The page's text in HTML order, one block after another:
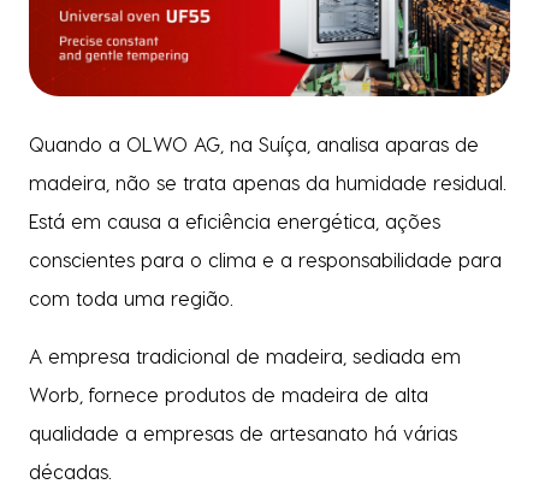
Quando a OLWO AG, na Suíça, analisa aparas de
madeira, não se trata apenas da humidade residual.
Está em causa a eficiência energética, ações
conscientes para o clima e a responsabilidade para
com toda uma região.
A empresa tradicional de madeira, sediada em
Worb, fornece produtos de madeira de alta
qualidade a empresas de artesanato há várias
décadas.